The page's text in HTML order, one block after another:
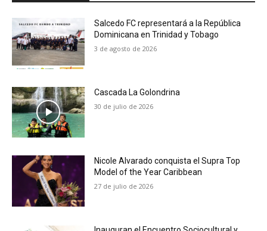
Salcedo FC representará a la República
Dominicana en Trinidad y Tobago
3 de agosto de 2026
Cascada La Golondrina
30 de julio de 2026
Nicole Alvarado conquista el Supra Top
Model of the Year Caribbean
27 de julio de 2026